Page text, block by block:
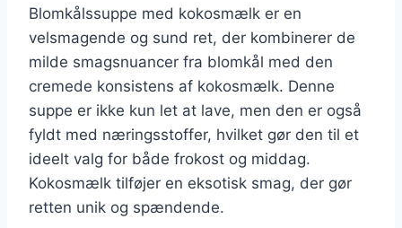
Blomkålssuppe med kokosmælk er en
velsmagende og sund ret, der kombinerer de
milde smagsnuancer fra blomkål med den
cremede konsistens af kokosmælk. Denne
suppe er ikke kun let at lave, men den er også
fyldt med næringsstoffer, hvilket gør den til et
ideelt valg for både frokost og middag.
Kokosmælk tilføjer en eksotisk smag, der gør
retten unik og spændende.